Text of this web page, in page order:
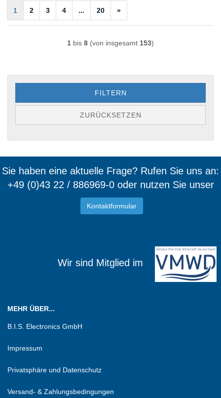
1 2 3 4 ... 20 »
1 bis 8 (von insgesamt 153)
FILTERN
ZURÜCKSETZEN
Sie haben eine aktuelle Frage? Rufen Sie uns an:
+49 (0)43 22 / 886969-0 oder nutzen Sie unser
Kontaktformular
Wir sind Mitglied im
MEHR ÜBER...
B.I.S. Electronics GmbH
Impressum
Privatsphäre und Datenschutz
Versand- & Zahlungsbedingungen